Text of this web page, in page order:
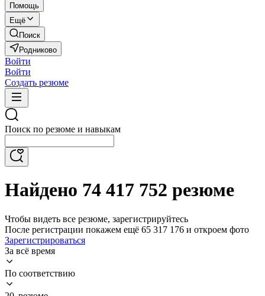
Помощь
Ещё
Поиск
Родниково
Войти
Войти
Создать резюме
Поиск по резюме и навыкам
Найдено 74 417 752 резюме
Чтобы видеть все резюме, зарегистрируйтесь
После регистрации покажем ещё 65 317 176 и откроем фото
Зарегистрироваться
За всё время
По соответствию